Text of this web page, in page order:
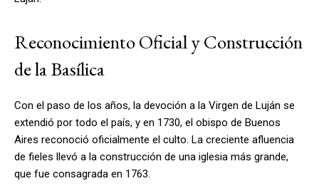
Reconocimiento Oficial y Construcción
de la Basílica
Con el paso de los años, la devoción a la Virgen de Luján se
extendió por todo el país, y en 1730, el obispo de Buenos
Aires reconoció oficialmente el culto. La creciente afluencia
de fieles llevó a la construcción de una iglesia más grande,
que fue consagrada en 1763.